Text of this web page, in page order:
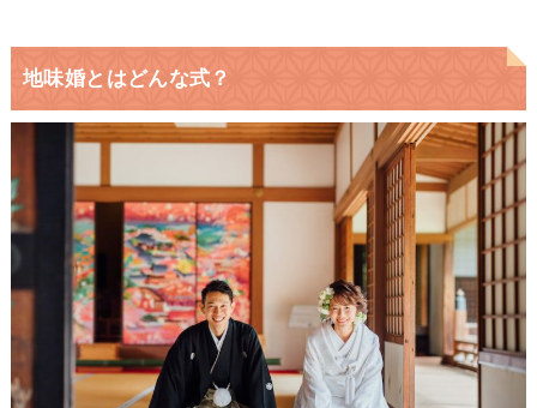
地味婚とはどんな式？